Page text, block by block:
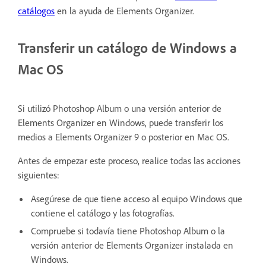
catálogos en la ayuda de Elements Organizer.
Transferir un catálogo de Windows a
Mac OS
Si utilizó Photoshop Album o una versión anterior de
Elements Organizer en Windows, puede transferir los
medios a Elements Organizer 9 o posterior en Mac OS.
Antes de empezar este proceso, realice todas las acciones
siguientes:
Asegúrese de que tiene acceso al equipo Windows que
contiene el catálogo y las fotografías.
Compruebe si todavía tiene Photoshop Album o la
versión anterior de Elements Organizer instalada en
Windows.